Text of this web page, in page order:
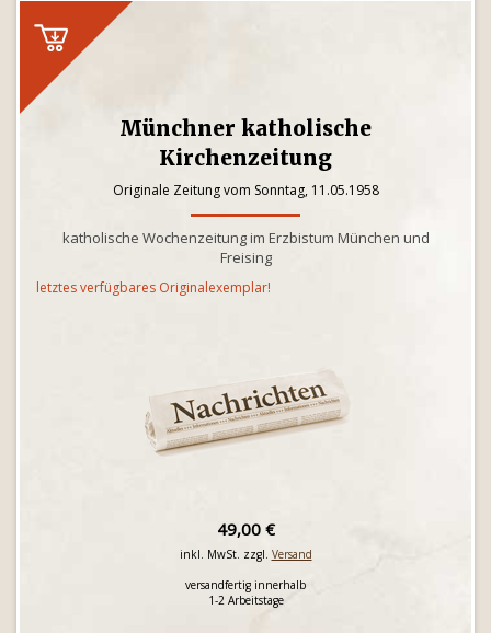
Münchner katholische
Kirchenzeitung
Originale Zeitung vom Sonntag, 11.05.1958
katholische Wochenzeitung im Erzbistum München und
Freising
letztes verfügbares Originalexemplar!
49,00 €
inkl. MwSt. zzgl. Versand
versandfertig innerhalb
1-2 Arbeitstage